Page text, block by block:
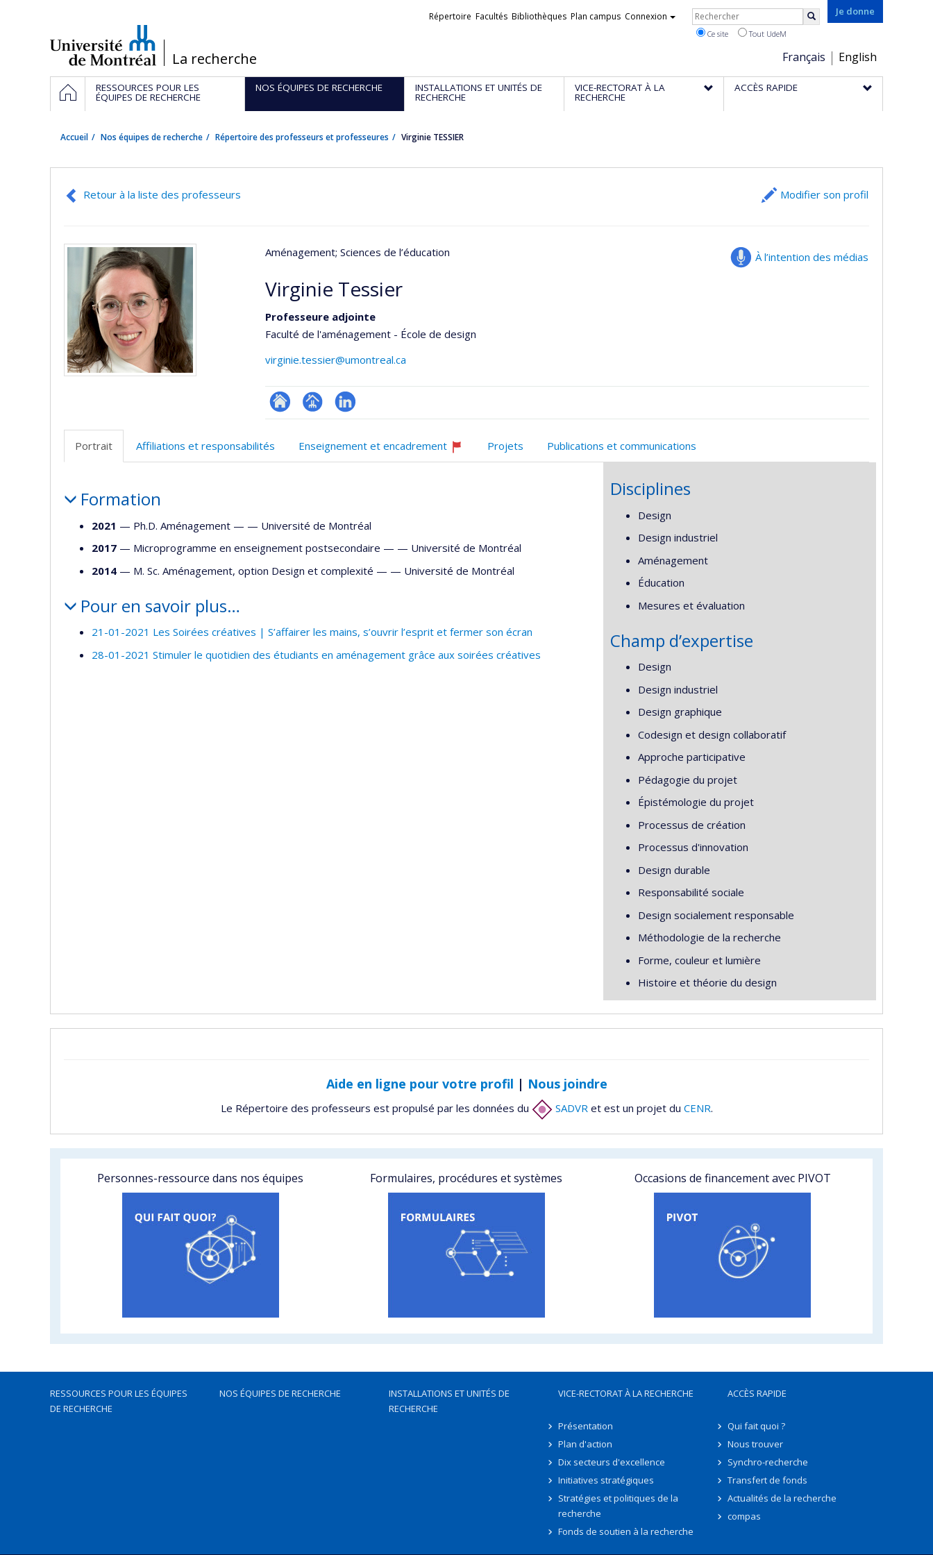
/La recherche
Je donne
Choix
de
la
Français English
Liens
Répertoire Facultés Bibliothèques Plan campus Connexion Rechercher
Ce site Tout UdeM
Navigation
principale
ACCUEILRESSOURCES POUR LES
ÉQUIPES DE RECHERCHE
NOS ÉQUIPES DE RECHERCHE INSTALLATIONS ET UNITÉS DE
RECHERCHE
VICE-RECTORAT À LA
RECHERCHE
ACCÈS RAPIDE
Accueil Nos équipes de recherche Répertoire des professeurs et professeures Virginie TESSIER
Retour à la liste des professeurs Modifier son profil
À l’intention des médias
Aménagement; Sciences de l’éducation
Virginie Tessier
Professeure adjointe
Faculté de l'aménagement - École de design
virginie.tessier@umontreal.ca
ResearchGate
Page
(faculté,département,école)
LinkedIn
Portrait
Affiliations et responsabilités
Enseignement et encadrement
Ce
Projets Publications et communications
Formation
2021 — Ph.D. Aménagement — — Université de Montréal
2017 — Microprogramme en enseignement postsecondaire — — Université de Montréal
2014 — M. Sc. Aménagement, option Design et complexité — — Université de Montréal
Pour en savoir plus…
21-01-2021 Les Soirées créatives | S’affairer les mains, s’ouvrir l’esprit et fermer son écran
28-01-2021 Stimuler le quotidien des étudiants en aménagement grâce aux soirées créatives
Disciplines
Design
Design industriel
Aménagement
Éducation
Mesures et évaluation
Champ d’expertise
Design
Design industriel
Design graphique
Codesign et design collaboratif
Approche participative
Pédagogie du projet
Épistémologie du projet
Processus de création
Processus d'innovation
Design durable
Responsabilité sociale
Design socialement responsable
Méthodologie de la recherche
Forme, couleur et lumière
Histoire et théorie du design
Aide en ligne pour votre profil | Nous joindre
Le Répertoire des professeurs est propulsé par les données du SADVRet est un projet du CENR.
Personnes-ressource dans nos équipes Formulaires, procédures et systèmes Occasions de financement avec PIVOT
RESSOURCES POUR LES ÉQUIPES
DE RECHERCHE
NOS ÉQUIPES DE RECHERCHE
INSTALLATIONS ET UNITÉS DE
RECHERCHE
VICE-RECTORAT À LA RECHERCHE
Présentation
Plan d'action
Dix secteurs d'excellence
Initiatives stratégiques
Stratégies et politiques de la
recherche
Fonds de soutien à la recherche
ACCÈS RAPIDE
Qui fait quoi ?
Nous trouver
Synchro-recherche
Transfert de fonds
Actualités de la recherche
compas